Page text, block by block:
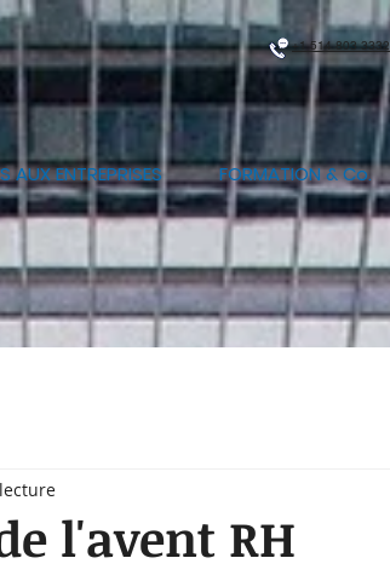
+1 514 803 3332
AUX ENTREPRISES FORMATION & Co.
l'avent RH